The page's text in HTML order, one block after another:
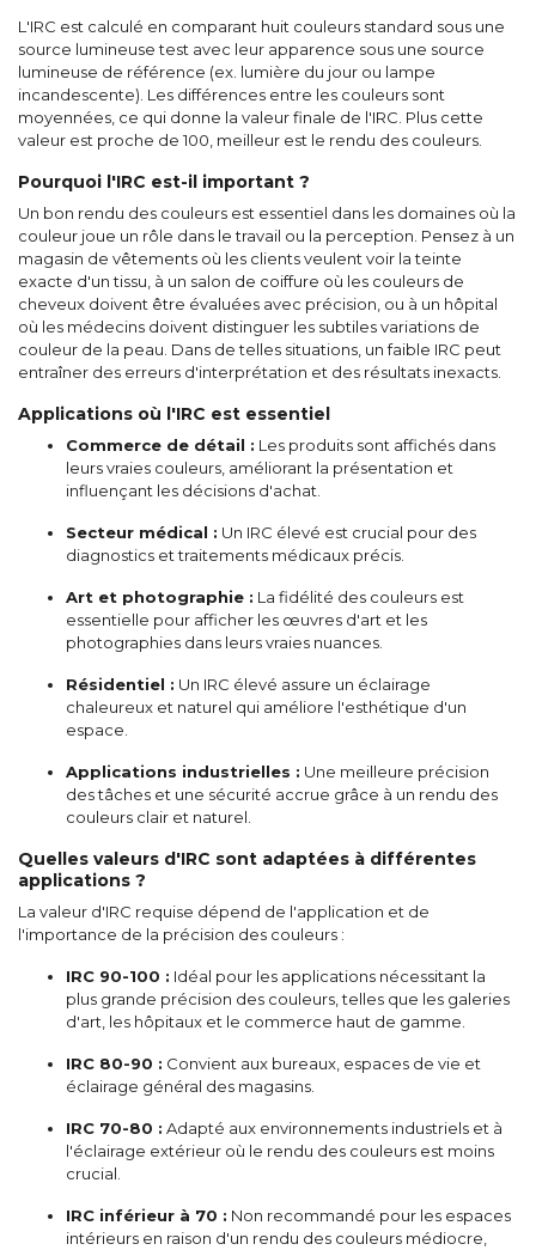
L'IRC est calculé en comparant huit couleurs standard sous une
source lumineuse test avec leur apparence sous une source
lumineuse de référence (ex. lumière du jour ou lampe
incandescente). Les différences entre les couleurs sont
moyennées, ce qui donne la valeur finale de l'IRC. Plus cette
valeur est proche de 100, meilleur est le rendu des couleurs.
Pourquoi l'IRC est-il important ?
Un bon rendu des couleurs est essentiel dans les domaines où la
couleur joue un rôle dans le travail ou la perception. Pensez à un
magasin de vêtements où les clients veulent voir la teinte
exacte d'un tissu, à un salon de coiffure où les couleurs de
cheveux doivent être évaluées avec précision, ou à un hôpital
où les médecins doivent distinguer les subtiles variations de
couleur de la peau. Dans de telles situations, un faible IRC peut
entraîner des erreurs d'interprétation et des résultats inexacts.
Applications où l'IRC est essentiel
Commerce de détail : Les produits sont affichés dans
leurs vraies couleurs, améliorant la présentation et
influençant les décisions d'achat.
Secteur médical : Un IRC élevé est crucial pour des
diagnostics et traitements médicaux précis.
Art et photographie : La fidélité des couleurs est
essentielle pour afficher les œuvres d'art et les
photographies dans leurs vraies nuances.
Résidentiel : Un IRC élevé assure un éclairage
chaleureux et naturel qui améliore l'esthétique d'un
espace.
Applications industrielles : Une meilleure précision
des tâches et une sécurité accrue grâce à un rendu des
couleurs clair et naturel.
Quelles valeurs d'IRC sont adaptées à différentes
applications ?
La valeur d'IRC requise dépend de l'application et de
l'importance de la précision des couleurs :
IRC 90-100 : Idéal pour les applications nécessitant la
plus grande précision des couleurs, telles que les galeries
d'art, les hôpitaux et le commerce haut de gamme.
IRC 80-90 : Convient aux bureaux, espaces de vie et
éclairage général des magasins.
IRC 70-80 : Adapté aux environnements industriels et à
l'éclairage extérieur où le rendu des couleurs est moins
crucial.
IRC inférieur à 70 : Non recommandé pour les espaces
intérieurs en raison d'un rendu des couleurs médiocre,